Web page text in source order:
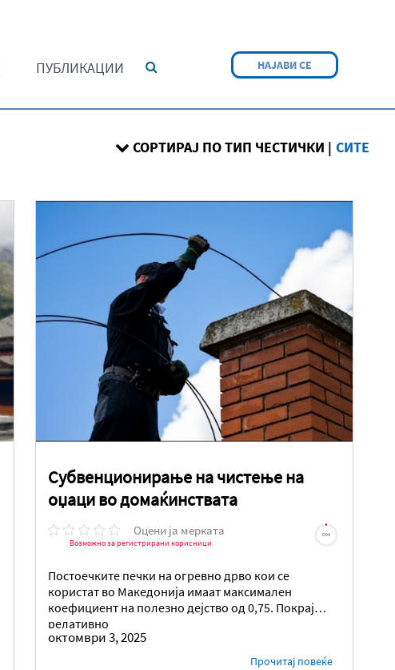
ПУБЛИКАЦИИ НАЈАВИ СЕ
СОРТИРАЈ ПО ТИП ЧЕСТИЧКИ | СИТЕ
Субвенционирање на чистење на
оџаци во домаќинствата
Оцени ја мерката
Возможно за регистрирани корисници
0%
Постоечките печки на огревно дрво кои се
користат во Македонија имаат максимален
коефициент на полезно дејство од 0,75. Покрај
релативно
октомври 3, 2025
Прочитај повеќе